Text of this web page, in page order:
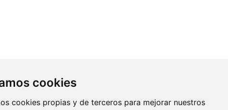
cookies
cookies propias y de terceros para mejorar nuestros
Contacto
Av. Monforte de Lemos, 3-5. Pabellón
11. Planta 0 28029 Madrid